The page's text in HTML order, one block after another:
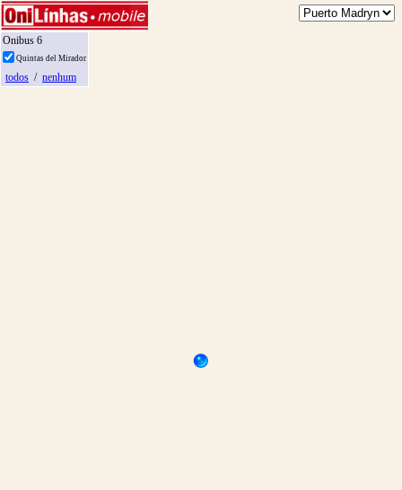
Onibus 6
Quintas del Mirador
todos / nenhum